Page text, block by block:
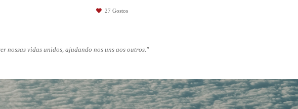
27 Gostos
nossas vidas unidos, ajudando nos uns aos outros."